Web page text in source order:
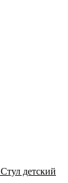
Стул детский